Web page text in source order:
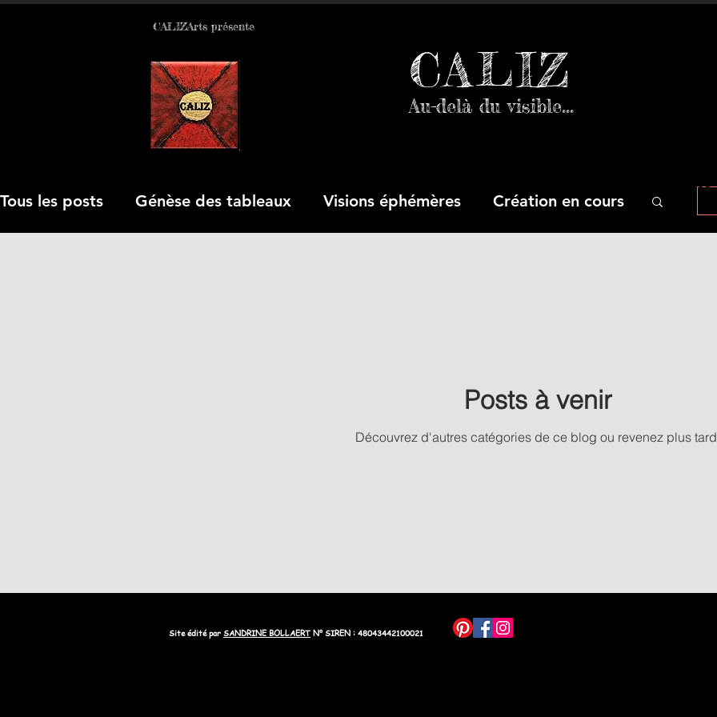
CALIZArts présente
CALIZ
Au-delà du visible...
Tous les posts Génèse des tableaux Visions éphémères Création en cours
Posts à venir
Découvrez d'autres catégories de ce blog ou revenez plus
Le tableau est le produit fini, mais que se passe-t-il avant
Site édité par SANDRINE BOLLAERT N° SIREN : 48043442100021